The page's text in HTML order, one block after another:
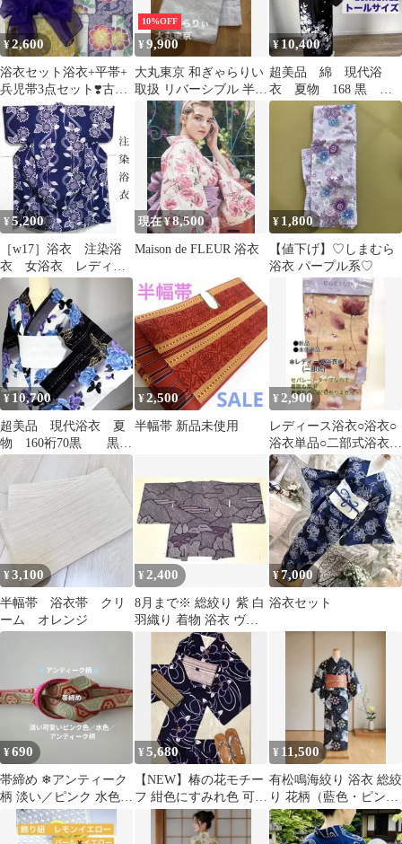
¥2,600
浴衣セット浴衣+平帯+
兵児帯3点セット❣️古典
花柄 絞り柄 薄紫 水引
髪留め
10%OFF
¥9,900
大丸東京 和ぎゃらりい
取扱 リバーシブル 半幅
帯 浴衣帯 【美品】
¥10,400
超美品 綿 現代浴
衣 夏物 168 黒
白 ピンク 桜
LUXJEWELトール
¥5,200
［w17］浴衣 注染浴
衣 女浴衣 レディー
ス浴衣 割引◎
現在 ¥8,500
Maison de FLEUR 浴衣
¥ 1,800
【値下げ】♡しまむら
浴衣 パープル系♡
¥ 10,700
超美品 現代浴衣 夏
物 160裄70黒 黒
紫 白 平成 ギャ
ル y2k
¥2,500
半幅帯 新品未使用
¥ 2,900
レディース浴衣○浴衣○
浴衣単品○二部式浴衣○
セパレート浴衣○浴衣の
み○新品
¥3,100
半幅帯 浴衣帯 クリ
ーム オレンジ
¥2,400
8月まで※ 総絞り 紫 白
羽織り 着物 浴衣 ヴィ
ンテージ 柄
¥7,000
浴衣セット
¥690
帯締め ❄アンティーク
柄 淡い／ピンク 水色
／朱赤❄金糸 両面使い
¥5,680
【NEW】椿の花モチー
フ 紺色にすみれ色 可愛
らしい注染浴衣
¥ 11,500
有松鳴海絞り 浴衣 総絞
り 花柄（藍色・ピン
ク・黄色）